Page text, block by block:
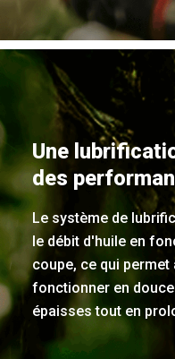
Une
des
Le système de
le débit d'huile en
coupe, ce qui permet
fonctionner en
épaisses tout en